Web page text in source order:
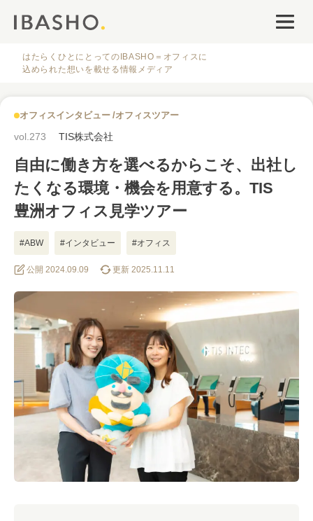
ファシリティナレッジ
IBASHOについて
人気のタグ
#レイアウト #オフィス移転 #その他
#キャリア #ノウハウ #内装 #おしゃれオフィス
#こだわりオフィス #コスト #コミュニケーション
#フリーアドレス #ブランディング
はたらくひとにとってのIBASHO＝オフィスに
込められた想いを載せる情報メディア
オフィスインタビュー オフィスツアー
vol.273 TIS株式会社
自由に働き方を選べるからこそ、出社し
たくなる環境・機会を用意する。TIS
豊洲オフィス見学ツアー
#ABW #インタビュー #オフィス
公開 2024.09.09 更新 2025.11.11